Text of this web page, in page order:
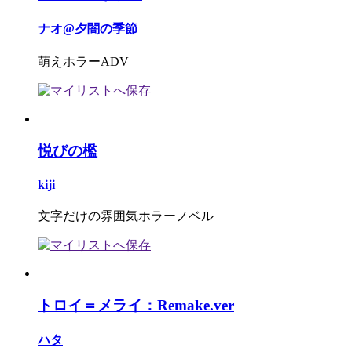
ナオ@夕闇の季節
萌えホラーADV
悦びの檻
kiji
文字だけの雰囲気ホラーノベル
トロイ＝メライ：Remake.ver
ハタ